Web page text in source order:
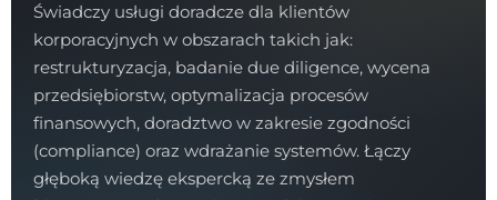
Świadczy usługi doradcze dla klientów
korporacyjnych w obszarach takich jak:
restrukturyzacja, badanie due diligence, wycena
przedsiębiorstw, optymalizacja procesów
finansowych, doradztwo w zakresie zgodności
(compliance) oraz wdrażanie systemów. Łączy
głęboką wiedzę ekspercką ze zmysłem